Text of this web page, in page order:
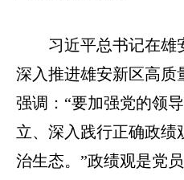
习近平总书记在雄
深入推进雄安新区高质
强调：“要加强党的领
立、深入践行正确政绩
治生态。”政绩观是党